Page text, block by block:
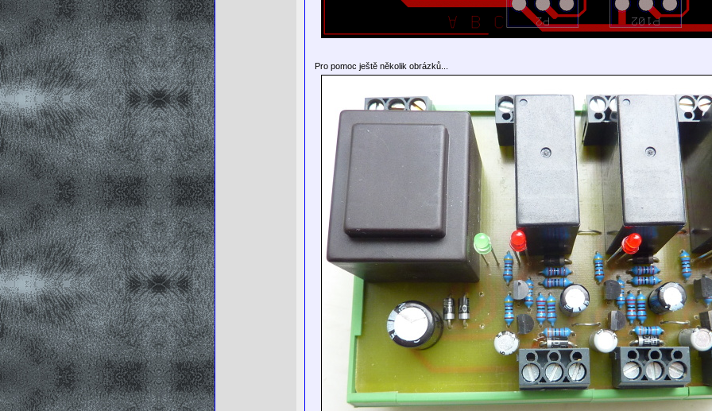
Pro pomoc ještě několik obrázků...